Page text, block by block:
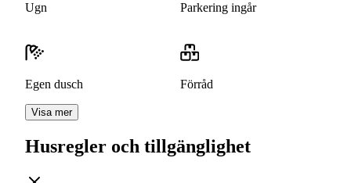
Ugn Parkering ingår
Egen dusch Förråd
Visa mer
Husregler och tillgänglighet